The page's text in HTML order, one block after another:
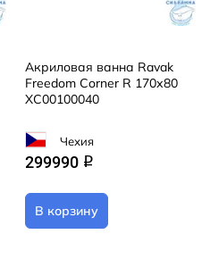
Акриловая ванна Ravak
Freedom Corner R 170х80
XC00100040
Чехия
299990 q
В корзину